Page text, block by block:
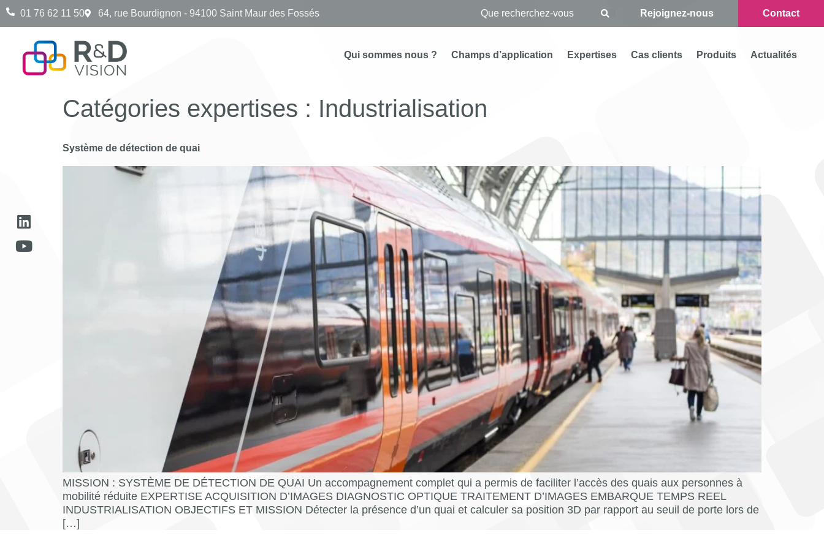
01 76 62 11 50 64, rue Bourdignon - 94100 Saint Maur des Fossés Rejoignez-nous Contact
Qui sommes nous ? Champs d’application Expertises Cas clients Produits Actualités
Catégories expertises : Industrialisation
Système de détection de quai
MISSION : SYSTÈME DE DÉTECTION DE QUAI Un accompagnement complet qui a permis de faciliter l’accès des quais aux personnes à
mobilité réduite EXPERTISE ACQUISITION D’IMAGES DIAGNOSTIC OPTIQUE TRAITEMENT D’IMAGES EMBARQUE TEMPS REEL
INDUSTRIALISATION OBJECTIFS ET MISSION Détecter la présence d’un quai et calculer sa position 3D par rapport au seuil de porte lors de
[…]